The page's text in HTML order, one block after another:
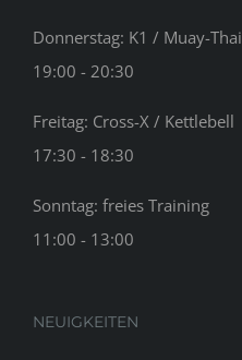
Donnerstag: K1 / Muay-Thai
19:00 - 20:30
Freitag: Cross-X / Kettlebell
17:30 - 18:30
Sonntag: freies Training
11:00 - 13:00
NEUIGKEITEN